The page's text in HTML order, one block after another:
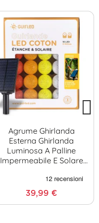
Agrume Ghirlanda
Esterna Ghirlanda
Luminosa A Palline
Impermeabile E Solare
39,99 €